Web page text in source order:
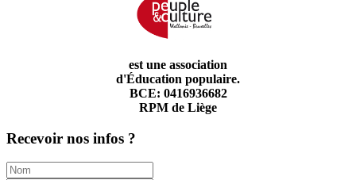
est une association
d'Éducation populaire.
BCE: 0416936682
RPM de Liège
Recevoir nos infos ?